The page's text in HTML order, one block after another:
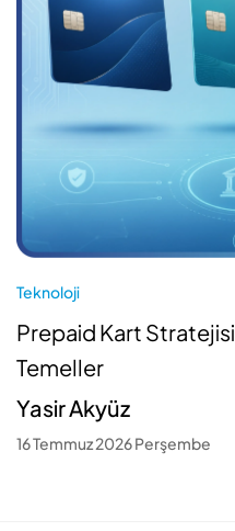
Teknoloji
Prepaid Kart
Temeller
Yasir Akyüz
16 Temmuz 2026 Perşembe